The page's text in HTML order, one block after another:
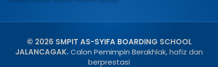
© 2026 SMPIT AS-SYIFA BOARDING SCHOOL
JALANCAGAK. Calon Pemimpin Berakhlak, hafiz dan
berprestasi